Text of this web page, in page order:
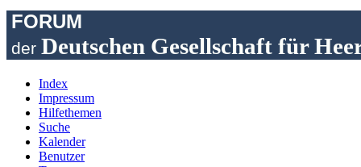
FORUM
der Deutschen Gesellschaft für
Index
Impressum
Hilfethemen
Suche
Kalender
Benutzer